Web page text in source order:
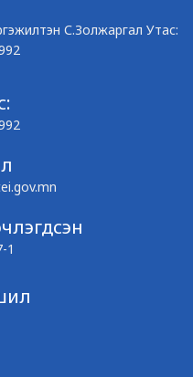
С.Золжаргал Утас:
1